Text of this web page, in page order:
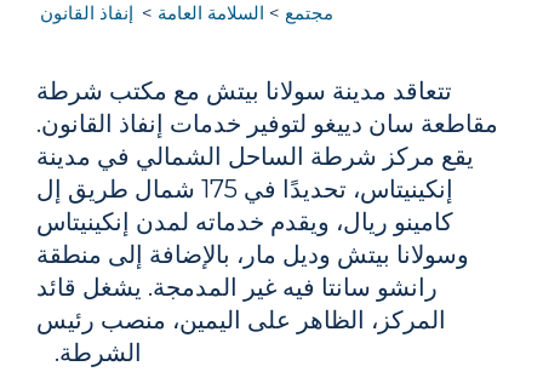
مجتمع السلامة العامة إنفاذ القانون
تتعاقد مدينة سولانا بيتش مع مكتب شرطة
مقاطعة سان دييغو لتوفير خدمات إنفاذ القانون.
يقع مركز شرطة الساحل الشمالي في مدينة
إنكينيتاس، تحديدًا في 175 شمال طريق إل
كامينو ريال، ويقدم خدماته لمدن إنكينيتاس
وسولانا بيتش وديل مار، بالإضافة إلى منطقة
رانشو سانتا فيه غير المدمجة. يشغل قائد
المركز، الظاهر على اليمين، منصب رئيس
الشرطة.